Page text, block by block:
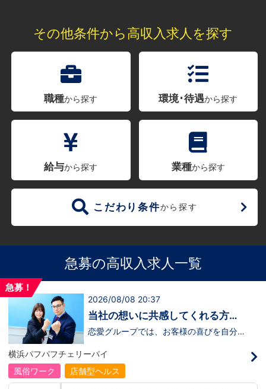
その他条件から高収入求人を探す
職種から探す 環境･待遇から探す
給与から探す 業種から探す
こだわり条件から探す
急募の高収入求人一覧
急募！
2026/08/08 20:37
当社の想いに共感してくれる方、
大募集‼
恋愛グループでは、お客様の喜びを自分自
います！・接客が好き・お客様が笑顔にな
ると自分も嬉しい・お客様だけでなく、働
く仲間もキャストさんも笑顔になると嬉し
い・喜んで(楽しんで)もらう為にはどうし
横浜パフパフチェリーパイ
風俗ワーク
店舗型ヘルス